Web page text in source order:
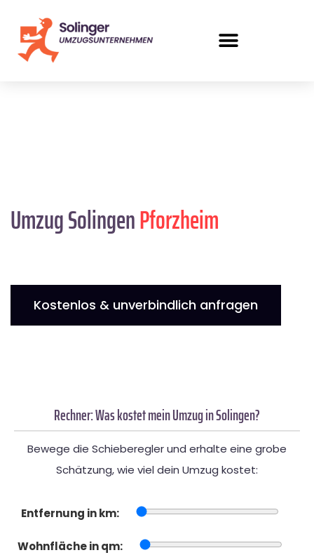
Umzug SolingenPforzheim
Kostenlos & unverbindlich anfragen
Rechner: Was kostet mein Umzug in Solingen?
Bewege die Schieberegler und erhalte eine grobe
Schätzung, wie viel dein Umzug kostet:
Entfernung in km:
Wohnfläche in qm: